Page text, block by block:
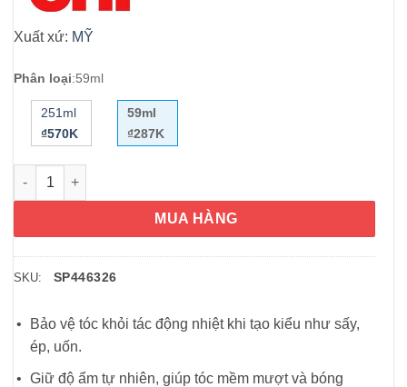
Xuất xứ: MỸ
Phân loại:59ml
251ml
₫570K
59ml
₫287K
Xịt dưỡng tóc chống nhiệt CHI 44 Iron Guard 59ml số lượng
MUA HÀNG
SKU: SP446326
Bảo vệ tóc khỏi tác động nhiệt khi tạo kiểu như sấy,
ép, uốn.
Giữ độ ẩm tự nhiên, giúp tóc mềm mượt và bóng